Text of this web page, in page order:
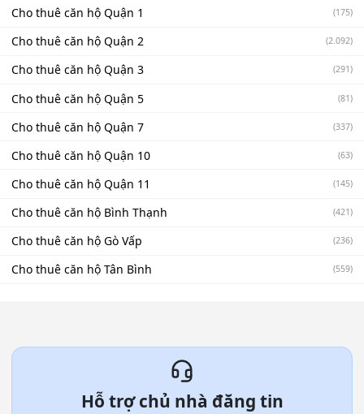
Cho thuê căn hộ Quận 1 (175)
Cho thuê căn hộ Quận 2 (2.092)
Cho thuê căn hộ Quận 3 (291)
Cho thuê căn hộ Quận 5 (81)
Cho thuê căn hộ Quận 7 (337)
Cho thuê căn hộ Quận 10 (63)
Cho thuê căn hộ Quận 11 (145)
Cho thuê căn hộ Bình Thạnh (421)
Cho thuê căn hộ Gò Vấp (236)
Cho thuê căn hộ Tân Bình (559)
Hỗ trợ chủ nhà đăng tin